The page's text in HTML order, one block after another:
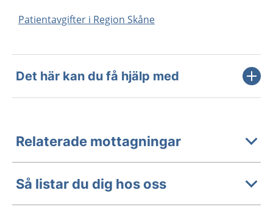
Patientavgifter i Region Skåne
Det här kan du få hjälp med
Relaterade mottagningar
Så listar du dig hos oss